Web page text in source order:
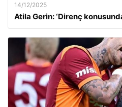
14/12/2025
Atila Gerin: ‘Direnç